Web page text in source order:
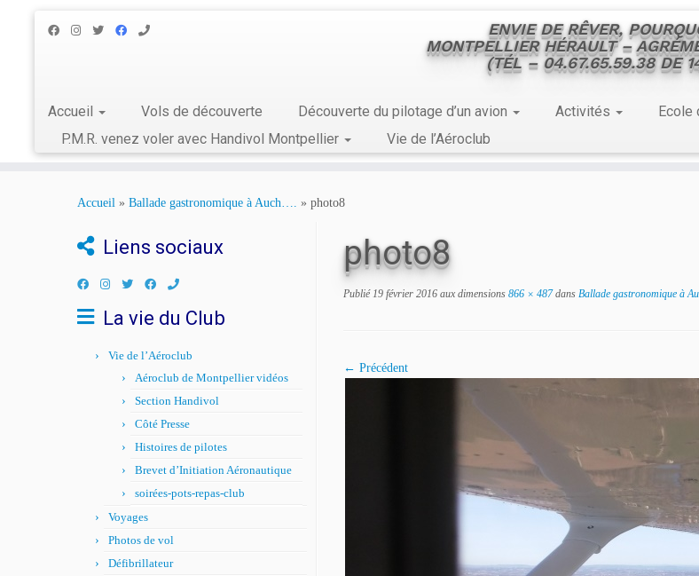
ENVIE DE RÊVER,
MONTPELLIER HÉRAULT –
(TÉL – 04.67.65.59.38 DE
Accueil Vols de découverte Découverte du pilotage d’un avion Activités
Ecole
P.M.R. venez voler avec Handivol Montpellier
Vie de l’Aéroclub
Accueil » Ballade gastronomique à Auch…. » photo8
Liens sociaux
La vie du Club
Vie de l’Aéroclub
Aéroclub de Montpellier vidéos
Section Handivol
Côté Presse
Histoires de pilotes
Brevet d’Initiation Aéronautique
soirées-pots-repas-club
Voyages
Photos de vol
Défibrillateur
photo8
Publié 19 février 2016 aux dimensions 866 × 487dans Ballade gastronomique à
← Précédent